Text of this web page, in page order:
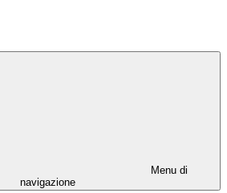
Menu di
navigazione